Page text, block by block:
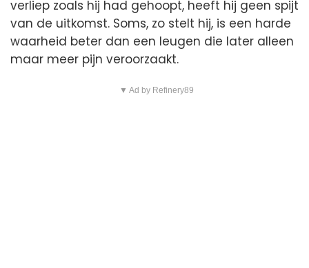
verliep zoals hij had gehoopt, heeft hij geen spijt
van de uitkomst. Soms, zo stelt hij, is een harde
waarheid beter dan een leugen die later alleen
maar meer pijn veroorzaakt.
▼ Ad by Refinery89